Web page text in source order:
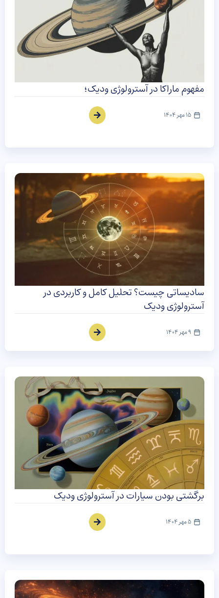
مفهوم ماراکا در آسترولوژی ودیک؛
15 مهر 1404
سادیساتی چیست؟ تحلیل کامل و کاربردی در
آسترولوژی ودیک
9 مهر 1404
برگشتی بودن سیارات در آسترولوژی ودیک
5 مهر 1404